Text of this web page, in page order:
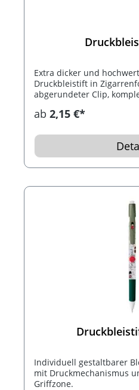
Extra dicker und
Druckbleistift in
abgerundeter Clip,
ab 2,15 €*
Individuell gestaltbarer
mit Druckmechanismus
Griffzone.